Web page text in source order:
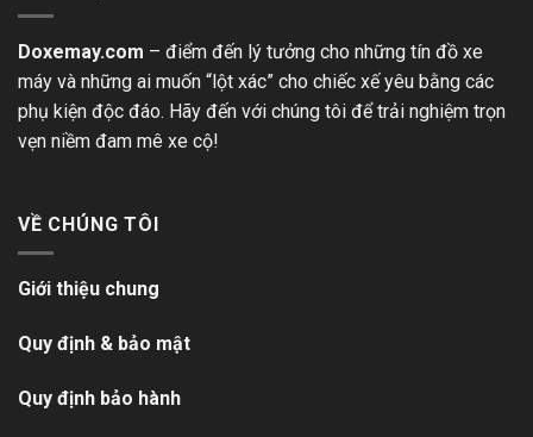
Doxemay.com – điểm đến lý tưởng cho những tín đồ xe
máy và những ai muốn “lột xác” cho chiếc xế yêu bằng các
phụ kiện độc đáo. Hãy đến với chúng tôi để trải nghiệm trọn
vẹn niềm đam mê xe cộ!
VỀ CHÚNG TÔI
Giới thiệu chung
Quy định & bảo mật
Quy định bảo hành